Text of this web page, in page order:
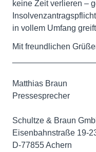
keine Zeit verlieren –
in vollem Umfang
Mit freundlichen
Matthias Braun
Pressesprecher
Schultze & Braun
Eisenbahnstraße 19-
D-77855 Achern